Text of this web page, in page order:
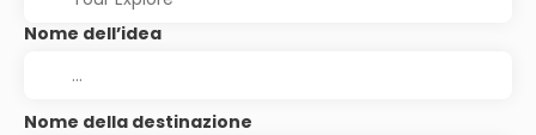
Nome dell’idea
Nome della destinazione